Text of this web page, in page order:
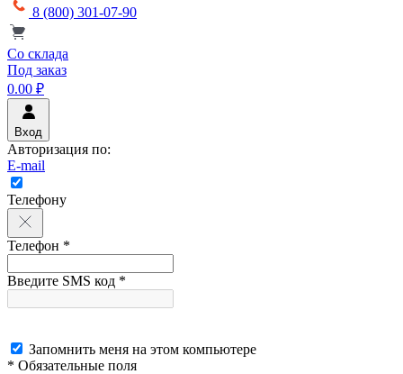
8 (800) 301-07-90
Со склада
Под заказ
0.00 ₽
Вход
Авторизация по:
E-mail
Телефону
Телефон *
Введите SMS код *
Запомнить меня на этом компьютере
* Обязательные поля